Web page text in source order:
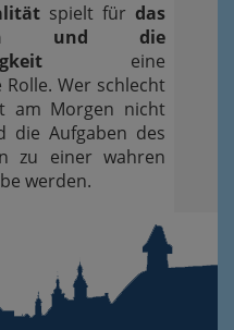
spielt für das
und die
eine
Wer schlecht
am Morgen nicht
die Aufgaben des
zu einer wahren
werden.